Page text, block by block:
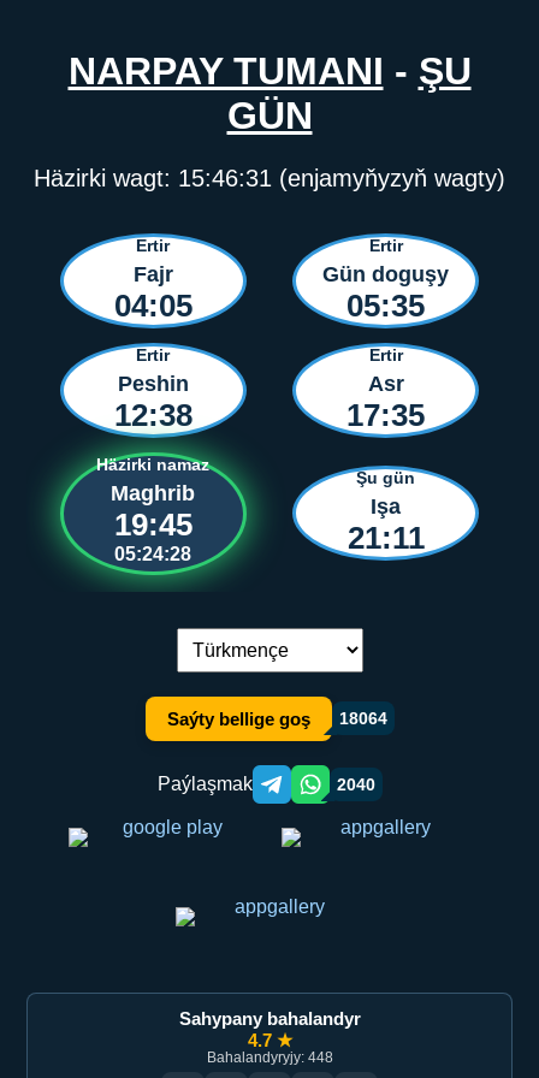
NARPAY TUMANI - ŞU
GÜN
Häzirki wagt: 15:46:31 (enjamyňyzyň wagty)
Ertir
Fajr
04:05
Ertir
Gün doguşy
05:35
Ertir
Peshin
12:38
Ertir
Asr
17:35
Häzirki namaz
Maghrib
19:45
05:24:28
Şu gün
Işa
21:11
Dil çalşyryş:
Saýty bellige goş 18064
Paýlaşmak Telegram orqali ulashish
WhatsApp orqali ulashish
2040
Sahypany bahalandyr
4.7 ★
Bahalandyryjy: 448